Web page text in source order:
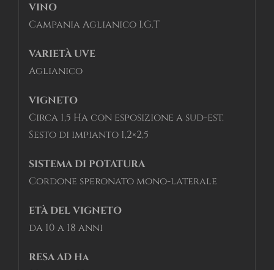
VINO
Campania Aglianico I.G.T
VARIETÀ UVE
Aglianico
VIGNETO
Circa 1,5 Ha con esposizione a sud-est.
Sesto di impianto 1,2×2,5
SISTEMA DI POTATURA
Cordone speronato mono-laterale
ETÀ DEL VIGNETO
da 10 a 18 anni
RESA AD Ha